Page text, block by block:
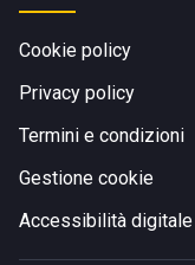
Cookie policy
Privacy policy
Termini e condizioni
Gestione cookie
Accessibilità digitale